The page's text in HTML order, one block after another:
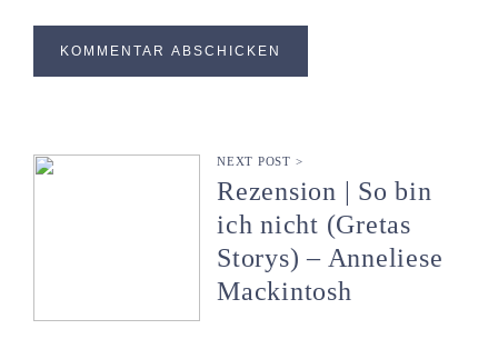
NEXT POST >
Rezension | So bin
ich nicht (Gretas
Storys) – Anneliese
Mackintosh